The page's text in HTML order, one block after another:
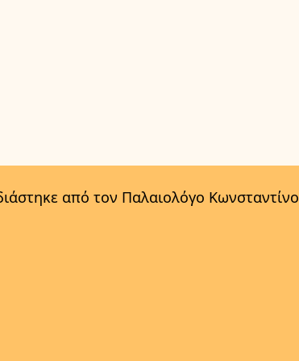
από τον Παλαιολόγο Κωνσταντίνο